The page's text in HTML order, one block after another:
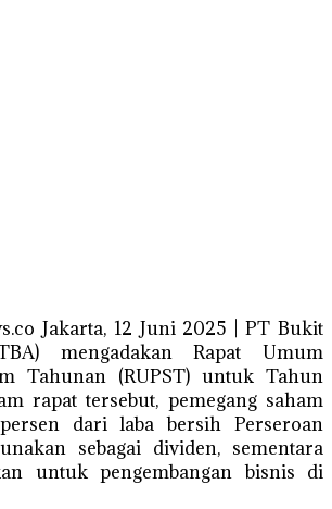
Jakarta, 12 Juni 2025 | PT Bukit
mengadakan Rapat Umum
Tahunan (RUPST) untuk Tahun
rapat tersebut, pemegang saham
dari laba bersih Perseroan
sebagai dividen, sementara
untuk pengembangan bisnis di